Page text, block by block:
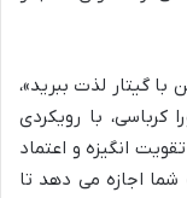
با گیتار لذت ببرید»،
با رویکردی
انگیزه و اعتماد
اجازه می دهد تا